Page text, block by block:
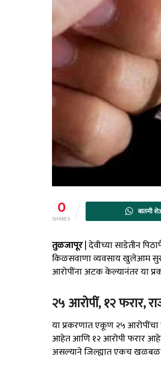
0
SHARES
बातमी
तुळजापूर| देवीच्या साडेतीन
किळसवाणा व्यवसाय खुलेआम सुरू
आरोपींना अटक केल्यानंतर या
२५ आरोपीं, १२ फरार,
या प्रकरणात एकूण २५
आहेत आणि १२ आरोपी फरार आहेत.
असल्याने जिल्ह्यात एकच